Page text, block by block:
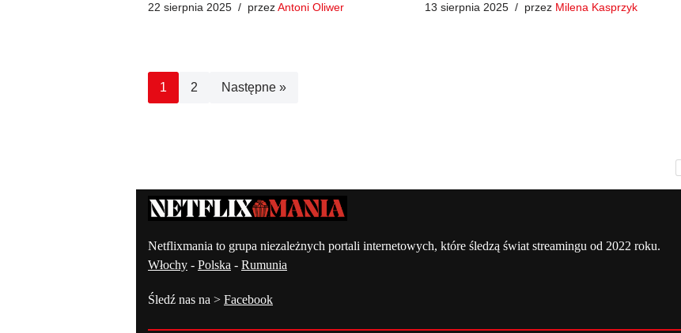
22 sierpnia 2025 przezAntoni Oliwer 13 sierpnia 2025 przez Milena Kasprzyk
1 2 Następne »
Netflixmania to grupa niezależnych portali internetowych, które śledzą świat streamingu od 2022 roku.
Włochy - Polska - Rumunia
Śledź nas na > Facebook